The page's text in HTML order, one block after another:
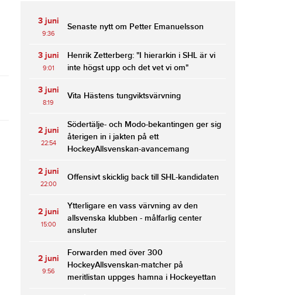
3 juni
9:36
Senaste nytt om Petter Emanuelsson
3 juni
9:01
Henrik Zetterberg: "I hierarkin i SHL är vi
inte högst upp och det vet vi om"
3 juni
8:19
Vita Hästens tungviktsvärvning
2 juni
22:54
Södertälje- och Modo-bekantingen ger sig
återigen in i jakten på ett
HockeyAllsvenskan-avancemang
2 juni
22:00
Offensivt skicklig back till SHL-kandidaten
2 juni
15:00
Ytterligare en vass värvning av den
allsvenska klubben - målfarlig center
ansluter
2 juni
9:56
Forwarden med över 300
HockeyAllsvenskan-matcher på
meritlistan uppges hamna i Hockeyettan